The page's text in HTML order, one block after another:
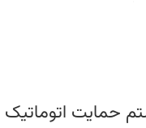
حمایت اتوماتیک